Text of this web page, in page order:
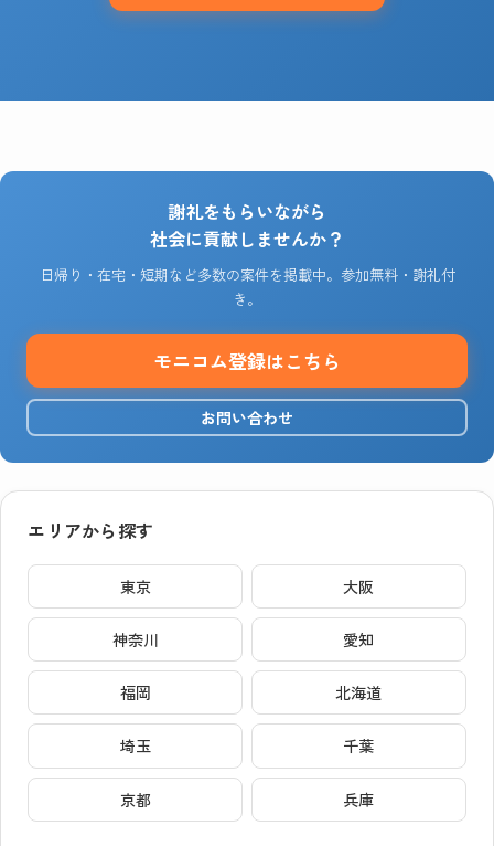
謝礼をもらいながら
社会に貢献しませんか？
日帰り・在宅・短期など多数の案件を掲載中。参加無料・謝礼付
き。
モニコム登録はこちら
お問い合わせ
エリアから探す
東京 大阪
神奈川 愛知
福岡 北海道
埼玉 千葉
京都 兵庫